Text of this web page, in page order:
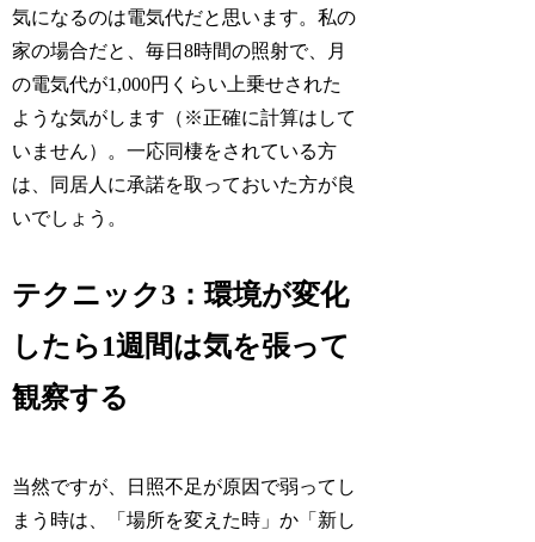
気になるのは電気代だと思います。私の
家の場合だと、毎日8時間の照射で、月
の電気代が1,000円くらい上乗せされた
ような気がします（※正確に計算はして
いません）。一応同棲をされている方
は、同居人に承諾を取っておいた方が良
いでしょう。
テクニック3：環境が変化
したら1週間は気を張って
観察する
当然ですが、日照不足が原因で弱ってし
まう時は、「場所を変えた時」か「新し